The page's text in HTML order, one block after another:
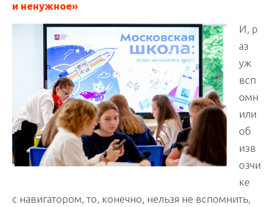
и ненужное»
И, р
аз
уж
всп
омн
или
об
изв
озчи
ке
с навигатором, то, конечно, нельзя не вспомнить,